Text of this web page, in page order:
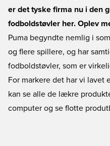
er det tyske firma nu i den
fodboldstøvler her. Oplev
Puma begyndte nemlig i
og flere spillere, og har
fodboldstøvler, som er
For markere det har vi lavet
kan se alle de lækre
computer og se flotte